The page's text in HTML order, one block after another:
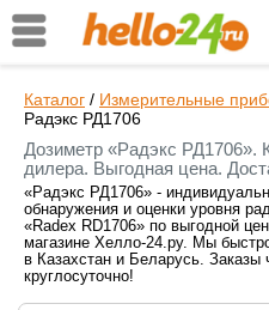
Каталог / Измерительные
Радэкс РД1706
Дозиметр «Радэкс РД1706».
дилера. Выгодная цена.
«Радэкс РД1706» -
обнаружения и оценки уровня
«Radex RD1706» по выгодной
магазине Хелло-24.ру. Мы
в Казахстан и Беларусь. Заказы
круглосуточно!